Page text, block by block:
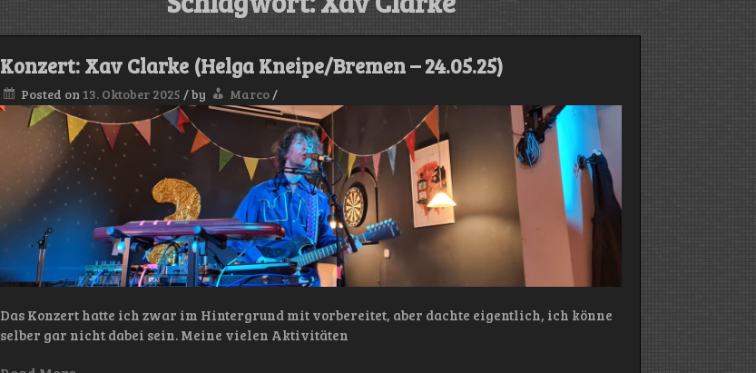
Konzert: Xav Clarke (Helga Kneipe/Bremen – 24.05.25)
Posted on 13. Oktober 2025 /by Marco/
Das Konzert hatte ich zwar im Hintergrund mit vorbereitet, aber dachte eigentlich, ich könne
selber gar nicht dabei sein. Meine vielen Aktivitäten